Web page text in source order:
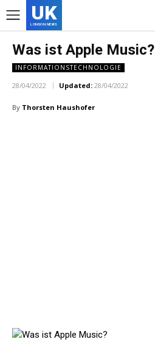
UK
LONDON NEWS
Was ist Apple Music?
INFORMATIONSTECHNOLOGIE
28/04/2022 Updated: 28/04/2022
By Thorsten Haushofer